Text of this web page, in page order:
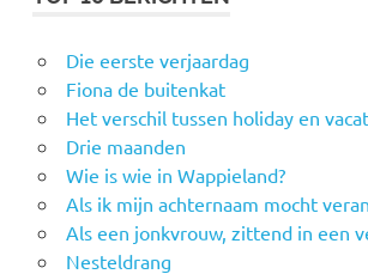
Die eerste verjaardag
Fiona de buitenkat
Het verschil tussen holiday en
Drie maanden
Wie is wie in Wappieland?
Als ik mijn achternaam mocht
Als een jonkvrouw, zittend in een
Nesteldrang